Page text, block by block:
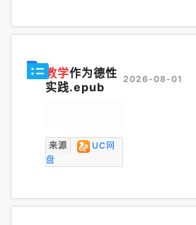
教学作为德性
实践.epub
来源
UC网
盘
2026-08-01